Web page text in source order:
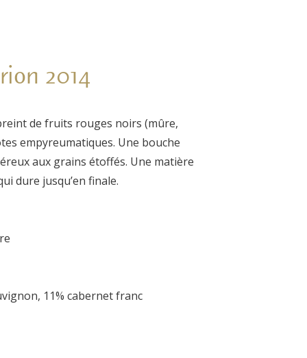
2014
de fruits rouges noirs (mûre,
empyreumatiques. Une bouche
aux grains étoffés. Une matière
dure jusqu’en finale.
11% cabernet franc